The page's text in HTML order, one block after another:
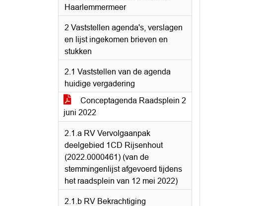
Haarlemmermeer
2 Vaststellen agenda's, verslagen
en lijst ingekomen brieven en
stukken
2.1 Vaststellen van de agenda
huidige vergadering
Conceptagenda Raadsplein 2
juni 2022
2.1.a RV Vervolgaanpak
deelgebied 1CD Rijsenhout
(2022.0000461) (van de
stemmingenlijst afgevoerd tijdens
het raadsplein van 12 mei 2022)
2.1.b RV Bekrachtiging